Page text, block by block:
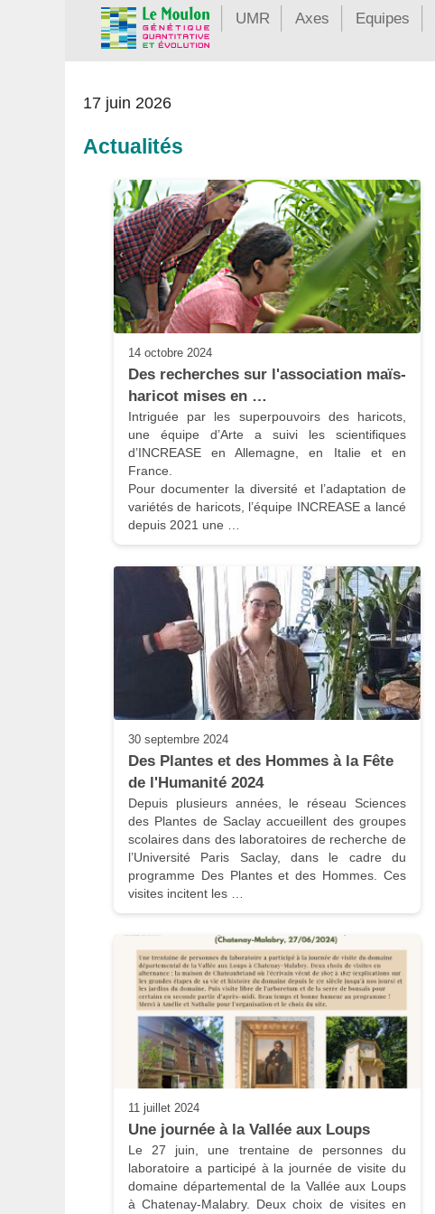
UMR Axes Equipes
17 juin 2026
Actualités
14 octobre 2024
Des recherches sur l'association maïs-
haricot mises en …
Intriguée par les superpouvoirs des haricots,
une équipe d’Arte a suivi les scientifiques
d’INCREASE en Allemagne, en Italie et en
France.
Pour documenter la diversité et l’adaptation de
variétés de haricots, l’équipe INCREASE a lancé
depuis 2021 une …
30 septembre 2024
Des Plantes et des Hommes à la Fête
de l'Humanité 2024
Depuis plusieurs années, le réseau Sciences
des Plantes de Saclay accueillent des groupes
scolaires dans des laboratoires de recherche de
l’Université Paris Saclay, dans le cadre du
programme Des Plantes et des Hommes. Ces
visites incitent les …
11 juillet 2024
Une journée à la Vallée aux Loups
Le 27 juin, une trentaine de personnes du
laboratoire a participé à la journée de visite du
domaine départemental de la Vallée aux Loups
à Chatenay-Malabry. Deux choix de visites en